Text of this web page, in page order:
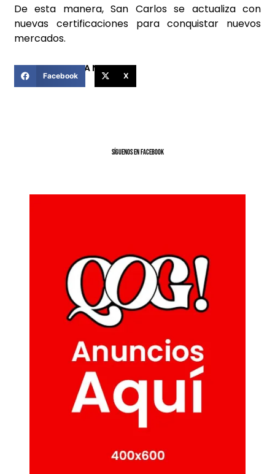
De esta manera, San Carlos se actualiza con
nuevas certificaciones para conquistar nuevos
mercados.
COMPARTIR ESTA NOTICIA
Facebook X
SíGUENOS EN FACEBOOK